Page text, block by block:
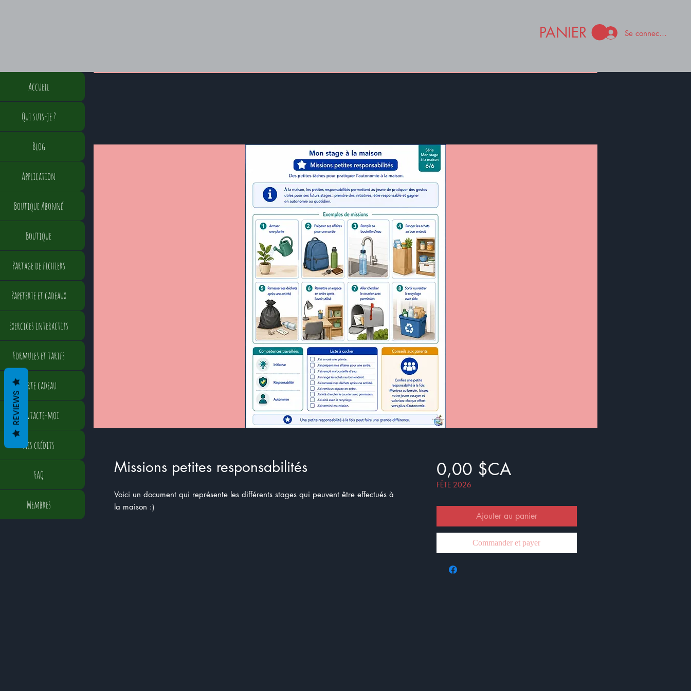
PANIER Se connecter
Missions petites responsabilités
Voici un document qui représente les différents stages qui peuvent être effectués à
la maison :)
0,00 $CAPrix
FÊTE 2026
Ajouter au panier
Commander et payer
Accueil
Qui suis-je ?
Blog
Application
Boutique Abonné
Boutique
Partage de fichiers
Papeterie et cadeaux
Exercices interactifs
Formules et tarifs
Carte cadeau
Contacte-moi
Mes crédits
FAQ
Membres
REVIEWS